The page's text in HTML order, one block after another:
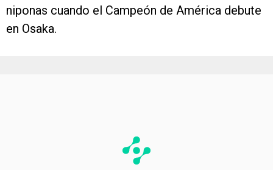
niponas cuando el Campeón de América debute
en Osaka.